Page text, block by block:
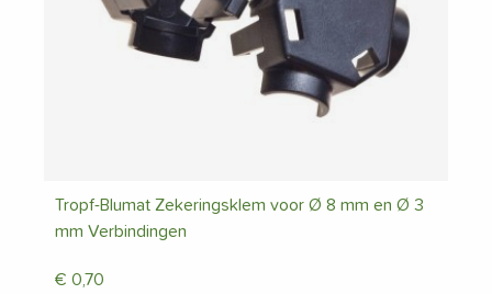
Tropf-Blumat Zekeringsklem voor Ø 8 mm en Ø 3
mm Verbindingen
€ 0,70